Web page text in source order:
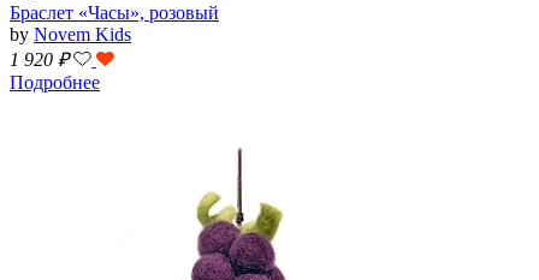
Браслет «Часы», розовый
by Novem Kids
1 920 ₽
Подробнее